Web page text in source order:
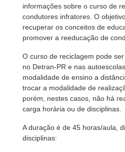
informações sobre o curso de
condutores infratores. O
recuperar os conceitos de
promover a reeducação de
O curso de reciclagem pode
no Detran-PR e nas
modalidade de ensino a
trocar a modalidade de
porém, nestes casos, não há
carga horária ou de disciplinas.
A duração é de 45 horas/aula,
disciplinas: